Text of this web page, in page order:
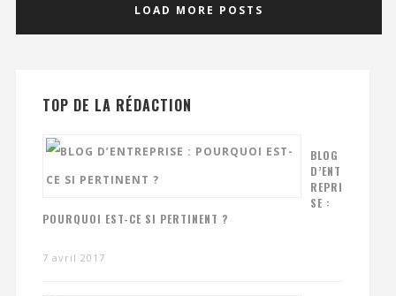
LOAD MORE POSTS
TOP DE LA RÉDACTION
BLOG
D’ENT
REPRI
SE :
POURQUOI EST-CE SI PERTINENT ?
7 avril 2017